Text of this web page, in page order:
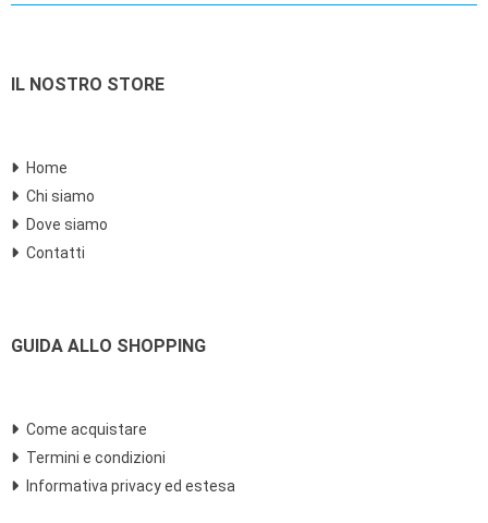
IL NOSTRO STORE
Home
Chi siamo
Dove siamo
Contatti
GUIDA ALLO SHOPPING
Come acquistare
Termini e condizioni
Informativa privacy ed estesa